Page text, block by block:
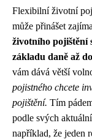
Flexibilní životní
může přinášet
životního pojištění
základu daně až
vám dává větší
pojistného chcete
pojištění. Tím
podle svých
například, že jeden